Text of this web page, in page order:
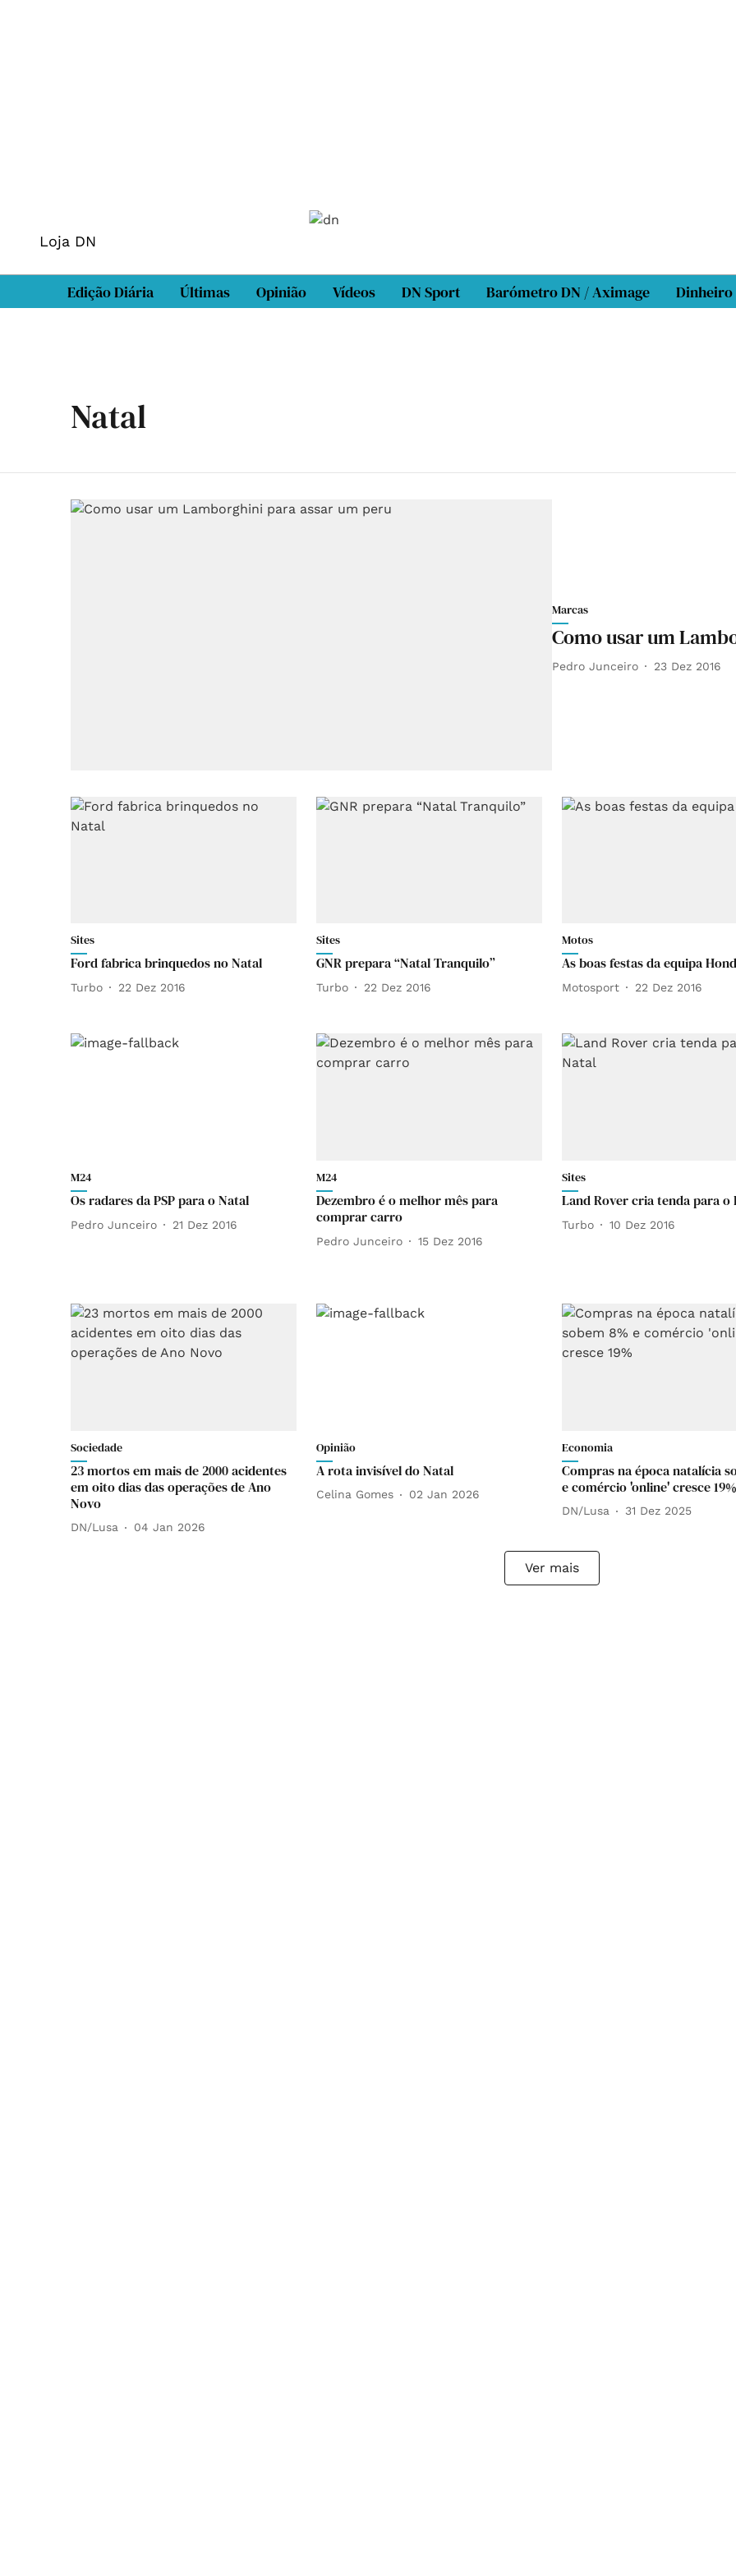
Loja DN
Edição Diária Últimas Opinião Vídeos DN Sport Barómetro DN / Aximage Dinheiro
Natal
Marcas
Como usar um
Pedro Junceiro 23 Dez 2016
Sites
Ford fabrica brinquedos no Natal
Turbo 22 Dez 2016
Sites
GNR prepara “Natal Tranquilo”
Turbo 22 Dez 2016
Motos
As boas festas da equipa
Motosport 22 Dez 2016
M24
Os radares da PSP para o Natal
Pedro Junceiro 21 Dez 2016
M24
Dezembro é o melhor mês para
comprar carro
Pedro Junceiro 15 Dez 2016
Sites
Land Rover cria tenda para o
Turbo 10 Dez 2016
Sociedade
23 mortos em mais de 2000 acidentes
em oito dias das operações de Ano
Novo
DN/Lusa 04 Jan 2026
Opinião
A rota invisível do Natal
Celina Gomes 02 Jan 2026
Economia
Compras na época natalícia
e comércio 'online' cresce 19%
DN/Lusa 31 Dez 2025
Ver mais